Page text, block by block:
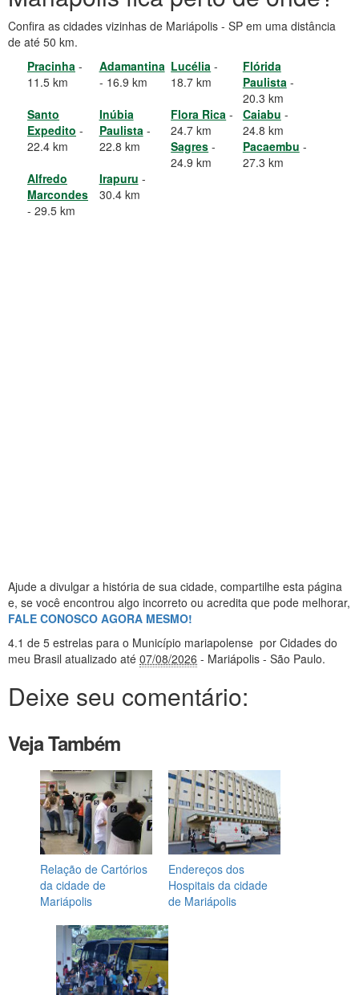
Confira as cidades vizinhas de Mariápolis - SP em uma distância
de até 50 km.
Pracinha -
11.5 km
Adamantina
- 16.9 km
Lucélia -
18.7 km
Flórida
Paulista-
20.3 km
Santo
Expedito -
22.4 km
Inúbia
Paulista-
22.8 km
Flora Rica -
24.7 km
Caiabu -
24.8 km
Sagres -
24.9 km
Pacaembu -
27.3 km
Alfredo
Marcondes
- 29.5 km
Irapuru -
30.4 km
Ajude a divulgar a história de sua cidade, compartilhe esta página
e, se você encontrou algo incorreto ou acredita que pode melhorar,
FALE CONOSCO AGORA MESMO!
4.1 de 5 estrelas para o Município mariapolense por Cidades do
meu Brasil atualizado até 07/08/2026 - Mariápolis - São Paulo.
Deixe seu comentário:
Veja Também
Relação de Cartórios
da cidade de
Mariápolis
Endereços dos
Hospitais da cidade
de Mariápolis